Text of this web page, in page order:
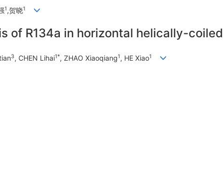
1,贺晓1
of R134a in horizontal helically-
3, CHEN Lihai1*, ZHAO Xiaoqiang1, HE Xiao1